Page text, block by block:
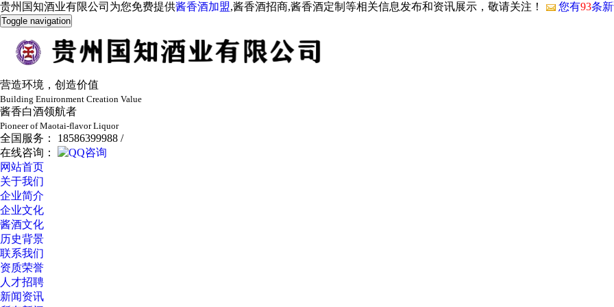
贵州国知酒业有限公司为您免费提供酱香酒加盟,酱香酒招商,酱香酒定制等相关信息发布和资讯展示，敬请关注！ 您有93条
Toggle navigation
营造环境，创造价值
Building Enuironment Creation Value
酱香白酒领航者
Pioneer of Maotai-flavor Liquor
全国服务： 18586399988 /
在线咨询：
网站首页
关于我们
企业简介
企业文化
酱酒文化
历史背景
联系我们
资质荣誉
人才招聘
新闻资讯